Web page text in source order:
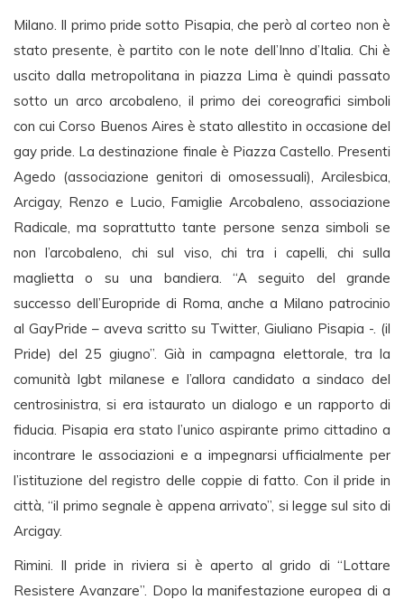
Milano. Il primo pride sotto Pisapia, che però al corteo non è
stato presente, è partito con le note dell’Inno d’Italia. Chi è
uscito dalla metropolitana in piazza Lima è quindi passato
sotto un arco arcobaleno, il primo dei coreografici simboli
con cui Corso Buenos Aires è stato allestito in occasione del
gay pride. La destinazione finale è Piazza Castello. Presenti
Agedo (associazione genitori di omosessuali), Arcilesbica,
Arcigay, Renzo e Lucio, Famiglie Arcobaleno, associazione
Radicale, ma soprattutto tante persone senza simboli se
non l’arcobaleno, chi sul viso, chi tra i capelli, chi sulla
maglietta o su una bandiera. “A seguito del grande
successo dell’Europride di Roma, anche a Milano patrocinio
al GayPride – aveva scritto su Twitter, Giuliano Pisapia -. (il
Pride) del 25 giugno”. Già in campagna elettorale, tra la
comunità lgbt milanese e l’allora candidato a sindaco del
centrosinistra, si era istaurato un dialogo e un rapporto di
fiducia. Pisapia era stato l’unico aspirante primo cittadino a
incontrare le associazioni e a impegnarsi ufficialmente per
l’istituzione del registro delle coppie di fatto. Con il pride in
città, “il primo segnale è appena arrivato”, si legge sul sito di
Arcigay.
Rimini. Il pride in riviera si è aperto al grido di “Lottare
Resistere Avanzare”. Dopo la manifestazione europea di a